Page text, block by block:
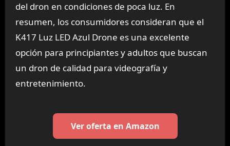
del dron en condiciones de poca luz. En
resumen, los consumidores consideran que el
K417 Luz LED Azul Drone es una excelente
opción para principiantes y adultos que buscan
un dron de calidad para videografía y
entretenimiento.
Ver oferta en Amazon